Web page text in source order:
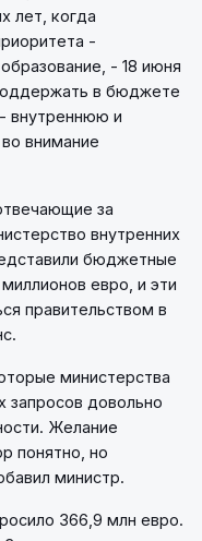
лет, когда
-
- 18 июня
в бюджете
внутреннюю и
внимание
за
внутренних
бюджетные
евро, и эти
правительством в
министерства
запросов довольно
Желание
понятно, но
министр.
366,9 млн евро.